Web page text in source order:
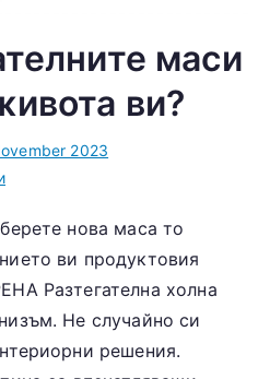
маси
ви?
2023
нова маса то
ви продуктовия
Разтегателна холна
Не случайно си
решения.